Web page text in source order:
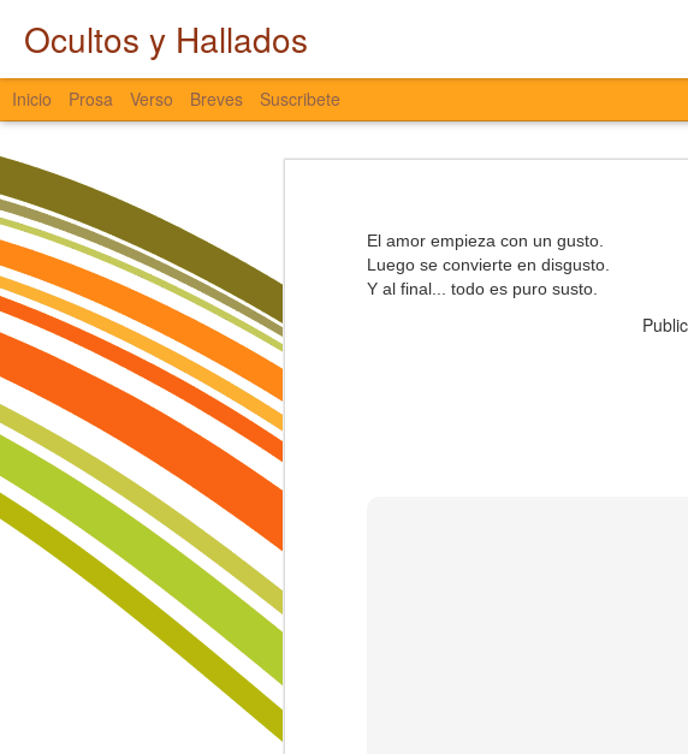
El amor empieza con un gusto.
Luego se convierte en disgusto.
Y al final... todo es puro susto.
Ocultos y Hallados
Inicio Prosa Verso Breves Suscribete
Entretiempo
LATAM hacia Cali
Castlevania
Nostalgia
El Pájaro y el Viento
Miscelánea a Destiempo
Ocultos y Hallados
Formas en las Rocas
Lo Invisible
es agua que no fluye y no avanza,
que se queda quieta y se estanca,
que entre sodio y cloro colapsa,
que de los ojos no escapa,
que, aunque el entorno presione,
ni la tristeza la saca.
El agua se torna espesa y se seca,
se libera con fuerza, en señal de protesta,
nostalgia viscosa de pasados sin puertas,
años perdidos que se fueron de fiesta,
paisajes sin aura que nadie restaura.
Y yo que pensaba, que todo podía
sanarse con paciencia y con calma,
buscando raíces en tierras ajadas,
cortando el origen de las amenazas,
huyendo sin prisa a zonas lejanas,
llevando en la espalda lo que llamamos casa,